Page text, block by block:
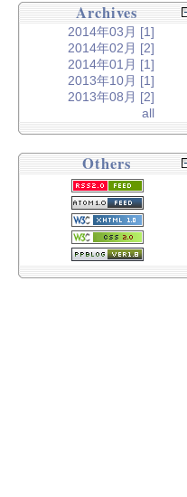
Archives
2014年03月 [1]
2014年02月 [2]
2014年01月 [1]
2013年10月 [1]
2013年08月 [2]
all
Others